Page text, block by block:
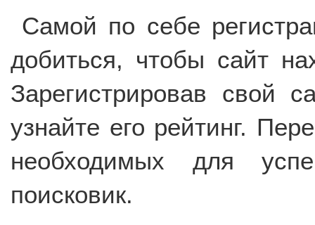
Самой по себе
добиться, чтобы сайт
Зарегистрировав свой
узнайте его рейтинг.
необходимых для
поисковик.